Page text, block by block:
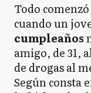
Todo
cuando un
cumpleaños
amigo, de 31,
de drogas al
Según consta